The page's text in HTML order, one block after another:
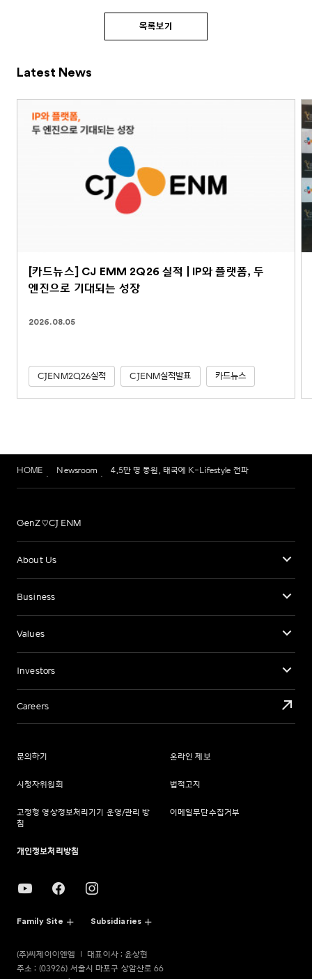
목록보기
Latest News
[카드뉴스] CJ EMM 2Q26 실적 | IP와 플랫폼, 두
엔진으로 기대되는 성장
2026.08.05
CJENM2Q26실적 CJENM실적발표 카드뉴스
HOME Newsroom 4.5만 명 동원, 태국에 K-Lifestyle 전파
GenZ♡CJ ENM
About Us
Business
Values
Investors
Careers
문의하기 온라인 제보
시청자위원회 법적고지
고정형 영상정보처리기기 운영/관리 방
침
이메일무단수집거부
개인정보처리방침
Family Site Subsidiaries
(주)씨제이이엔엠
대표이사 : 윤상현
주소 : (03926) 서울시 마포구 상암산로 66